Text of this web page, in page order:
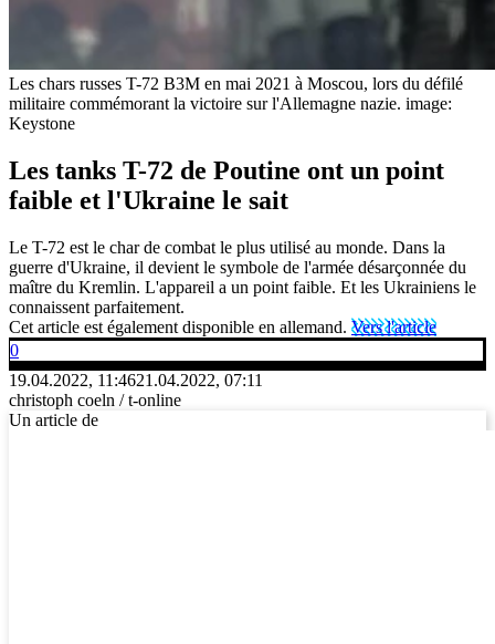
Les chars russes T-72 B3M en mai 2021 à Moscou, lors du défilé
militaire commémorant la victoire sur l'Allemagne nazie. image:
Keystone
Les tanks T-72 de Poutine ont un point
faible et l'Ukraine le sait
Le T-72 est le char de combat le plus utilisé au monde. Dans la
guerre d'Ukraine, il devient le symbole de l'armée désarçonnée du
maître du Kremlin. L'appareil a un point faible. Et les Ukrainiens le
connaissent parfaitement.
Cet article est également disponible en allemand. Vers l'article
0
19.04.2022, 11:4621.04.2022, 07:11
christoph coeln / t-online
Un article de